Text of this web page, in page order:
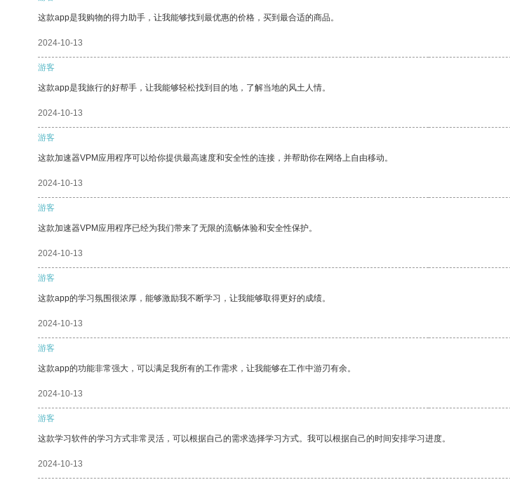
这款app是我购物的得力助手，让我能够找到最优惠的价格，买到最合适的商品。
2024-10-13
游客
这款app是我旅行的好帮手，让我能够轻松找到目的地，了解当地的风土人情。
2024-10-13
游客
这款加速器VPM应用程序可以给你提供最高速度和安全性的连接，并帮助你在网络上自由移动。
2024-10-13
游客
这款加速器VPM应用程序已经为我们带来了无限的流畅体验和安全性保护。
2024-10-13
游客
这款app的学习氛围很浓厚，能够激励我不断学习，让我能够取得更好的成绩。
2024-10-13
游客
这款app的功能非常强大，可以满足我所有的工作需求，让我能够在工作中游刃有余。
2024-10-13
游客
这款学习软件的学习方式非常灵活，可以根据自己的需求选择学习方式。我可以根据自己的时间安排学习进度。
2024-10-13